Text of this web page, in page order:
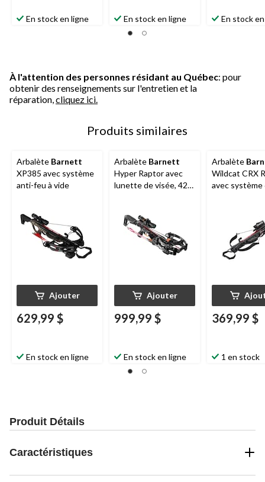
En stock en ligne En stock en ligne En stock
À l'attention des personnes résidant au Québec: pour
obtenir des renseignements sur l'entretien et la
réparation, cliquez ici.
Produits similaires
Arbalète Barnett
XP385 avec système
anti-feu à vide
Ajouter
629,99 $
En stock en ligne
Arbalète Barnett
Hyper Raptor avec
lunette de visée, 425
Ajouter
999,99 $
En stock en ligne
Arbalète
Wildcat CRX
avec système
369,99 $
1 en stock
Produit Détails
Caractéristiques